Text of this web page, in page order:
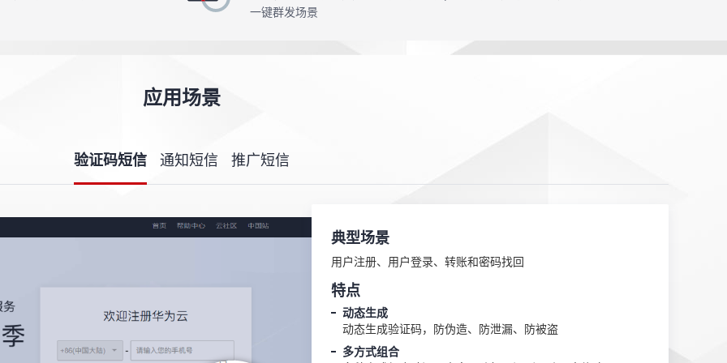
一键群发场景
应用场景
验证码短信 通知短信 推广短信
典型场景
用户注册、用户登录、转账和密码找回
特点
动态生成
动态生成验证码，防伪造、防泄漏、防被盗
多方式组合